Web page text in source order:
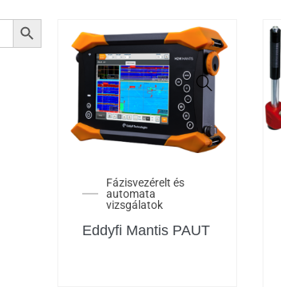
Search Button
Fázisvezérelt és
automata
vizsgálatok
Eddyfi Mantis PAUT